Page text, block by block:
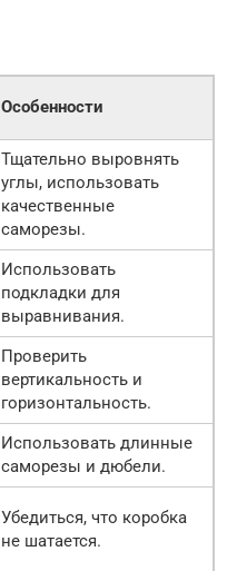
Особенности
Тщательно выровнять
углы, использовать
качественные
саморезы.
Использовать
подкладки для
выравнивания.
Проверить
вертикальность и
горизонтальность.
Использовать длинные
саморезы и дюбели.
Убедиться, что коробка
не шатается.